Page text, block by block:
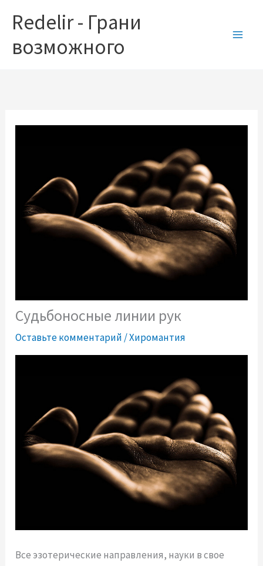
содержимому
Redelir - Грани
возможного
Судьбоносные линии рук
Оставьте комментарий /Хиромантия
Все эзотерические направления, науки в свое